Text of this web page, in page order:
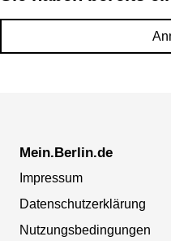
Mein.Berlin.de
Impressum
Datenschutzerklärung
Nutzungsbedingungen